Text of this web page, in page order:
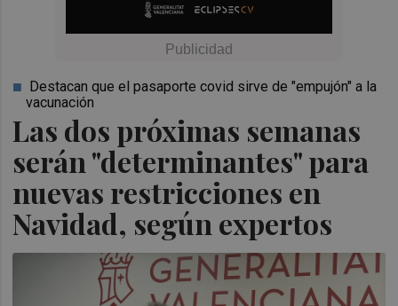
Las dos próximas semanas
serán "determinantes" para
nuevas restricciones en
Navidad, según expertos
Destacan que el pasaporte covid sirve de "empujón" a la
vacunación